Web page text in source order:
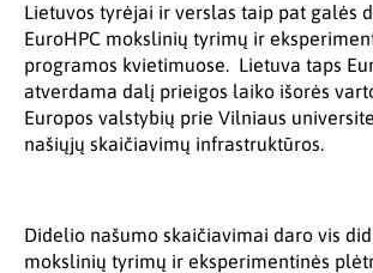
Lietuvos tyrėjai ir verslas taip pat galės
EuroHPC mokslinių tyrimų ir
programos kvietimuose. Lietuva taps
atverdama dalį prieigos laiko išorės
Europos valstybių prie Vilniaus
našiųjų skaičiavimų infrastruktūros.
Didelio našumo skaičiavimai daro vis
mokslinių tyrimų ir eksperimentinės